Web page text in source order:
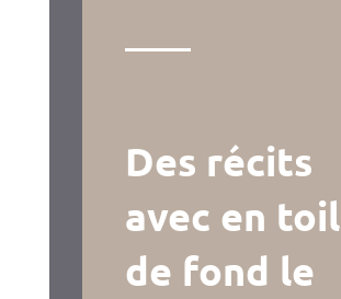
Des récits
avec en
de fond le